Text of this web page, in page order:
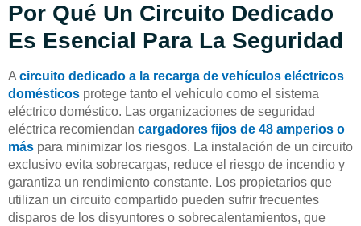
Por Qué Un Circuito Dedicado
Es Esencial Para La Seguridad
A circuito dedicado a la recarga de vehículos eléctricos
domésticos protege tanto el vehículo como el sistema
eléctrico doméstico. Las organizaciones de seguridad
eléctrica recomiendan cargadores fijos de 48 amperios o
más para minimizar los riesgos. La instalación de un circuito
exclusivo evita sobrecargas, reduce el riesgo de incendio y
garantiza un rendimiento constante. Los propietarios que
utilizan un circuito compartido pueden sufrir frecuentes
disparos de los disyuntores o sobrecalentamientos, que